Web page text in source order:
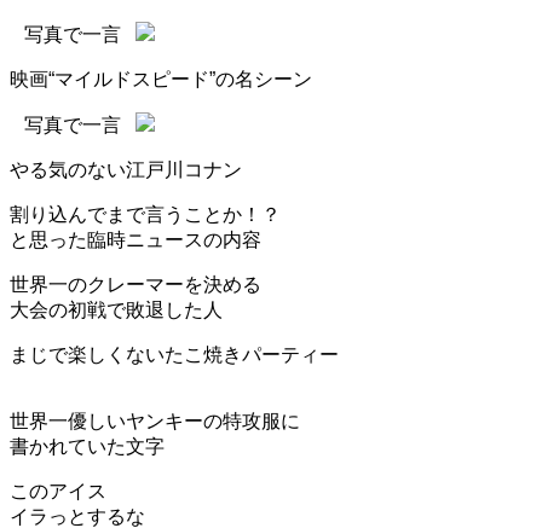
写真で一言
映画“マイルドスピード”の名シーン
写真で一言
やる気のない江戸川コナン
割り込んでまで言うことか！？
と思った臨時ニュースの内容
世界一のクレーマーを決める
大会の初戦で敗退した人
まじで楽しくないたこ焼きパーティー
世界一優しいヤンキーの特攻服に
書かれていた文字
このアイス
イラっとするな